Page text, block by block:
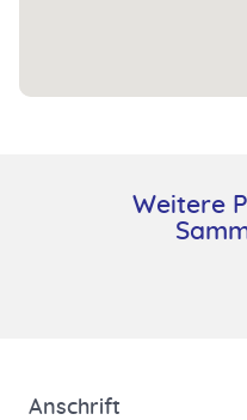
Weitere
Anschrift